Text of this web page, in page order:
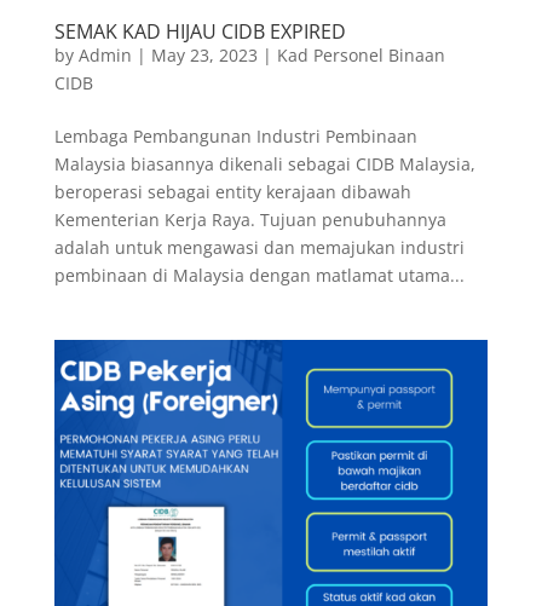
SEMAK KAD HIJAU CIDB EXPIRED
by Admin | May 23, 2023 | Kad Personel Binaan
CIDB
Lembaga Pembangunan Industri Pembinaan
Malaysia biasannya dikenali sebagai CIDB Malaysia,
beroperasi sebagai entity kerajaan dibawah
Kementerian Kerja Raya. Tujuan penubuhannya
adalah untuk mengawasi dan memajukan industri
pembinaan di Malaysia dengan matlamat utama...